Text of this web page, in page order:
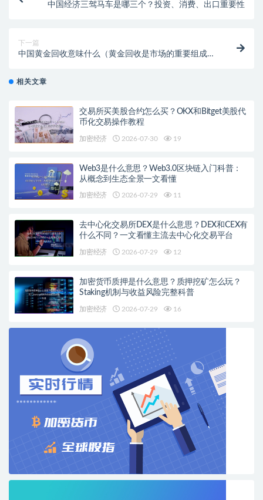
中国经济三驾马车是哪三个？投资、消费、出口重要性
下一篇
中国黄金回收意味什么（黄金回收是市场的重要组成部
相关文章
交易所买美股合约怎么买？OKX和Bitget美股代
币化交易操作教程
加密经济 2026-07-30 19
Web3是什么意思？Web3.0区块链入门科普：
从概念到生态全景一文看懂
加密经济 2026-07-29 11
去中心化交易所DEX是什么意思？DEX和CEX有
什么不同？一文看懂主流去中心化交易平台
加密经济 2026-07-29 12
加密货币质押是什么意思？质押挖矿怎么玩？
Staking机制与收益风险完整科普
加密经济 2026-07-29 16